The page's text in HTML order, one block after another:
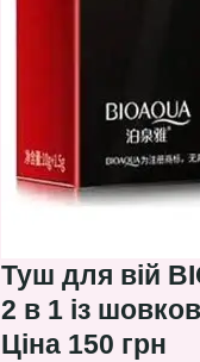
Туш для вій
2 в 1 із
Ціна 150 грн